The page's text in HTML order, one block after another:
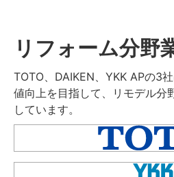
リフォーム分野
TOTO、DAIKEN、YKK APの3
値向上を目指して、リモデル分
しています。